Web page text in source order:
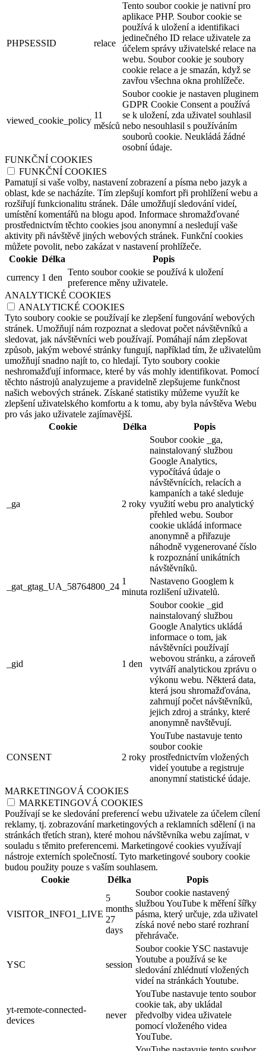
PHPSESSID relace
Tento soubor cookie je nativní pro
aplikace PHP. Soubor cookie se
používá k uložení a identifikaci
jedinečného ID relace uživatele za
účelem správy uživatelské relace na
webu. Soubor cookie je soubory
cookie relace a je smazán, když se
zavřou všechna okna prohlížeče.
viewed_cookie_policy
11
měsíců
Soubor cookie je nastaven pluginem
GDPR Cookie Consent a používá
se k uložení, zda uživatel souhlasil
nebo nesouhlasil s používáním
souborů cookie. Neukládá žádné
osobní údaje.
FUNKČNÍ COOKIES
FUNKČNÍ COOKIES
Pamatují si vaše volby, nastavení zobrazení a písma nebo jazyk a
oblast, kde se nacházíte. Tím zlepšují komfort při prohlížení webu a
rozšiřují funkcionalitu stránek. Dále umožňují sledování videí,
umístění komentářů na blogu apod. Informace shromažďované
prostřednictvím těchto cookies jsou anonymní a nesledují vaše
aktivity při návštěvě jiných webových stránek. Funkční cookies
můžete povolit, nebo zakázat v nastavení prohlížeče.
Cookie Délka
Popis
currency 1 den
Tento soubor cookie se používá k uložení
preference měny uživatele.
ANALYTICKÉ COOKIES
ANALYTICKÉ COOKIES
Tyto soubory cookie se používají ke zlepšení fungování webových
stránek. Umožňují nám rozpoznat a sledovat počet návštěvníků a
sledovat, jak návštěvníci web používají. Pomáhají nám zlepšovat
způsob, jakým webové stránky fungují, například tím, že uživatelům
umožňují snadno najít to, co hledají. Tyto soubory cookie
neshromažďují informace, které by vás mohly identifikovat. Pomocí
těchto nástrojů analyzujeme a pravidelně zlepšujeme funkčnost
našich webových stránek. Získané statistiky můžeme využít ke
zlepšení uživatelského komfortu a k tomu, aby byla návštěva Webu
pro vás jako uživatele zajímavější.
Cookie
Délka Popis
_ga 2 roky
Soubor cookie _ga,
nainstalovaný službou
Google Analytics,
vypočítává údaje o
návštěvnících, relacích a
kampaních a také sleduje
využití webu pro analytický
přehled webu. Soubor
cookie ukládá informace
anonymně a přiřazuje
náhodně vygenerované číslo
k rozpoznání unikátních
návštěvníků.
_gat_gtag_UA_58764800_24
1
minuta
Nastaveno Googlem k
rozlišení uživatelů.
_gid 1 den
Soubor cookie _gid
nainstalovaný službou
Google Analytics ukládá
informace o tom, jak
návštěvníci používají
webovou stránku, a zároveň
vytváří analytickou zprávu o
výkonu webu. Některá data,
která jsou shromažďována,
zahrnují počet návštěvníků,
jejich zdroj a stránky, které
anonymně navštěvují.
CONSENT 2 roky
YouTube nastavuje tento
soubor cookie
prostřednictvím vložených
videí youtube a registruje
anonymní statistické údaje.
MARKETINGOVÁ COOKIES
MARKETINGOVÁ COOKIES
Používají se ke sledování preferencí webu uživatele za účelem cílení
reklamy, tj. zobrazování marketingových a reklamních sdělení (i na
stránkách třetích stran), které mohou návštěvníka webu zajímat, v
souladu s těmito preferencemi. Marketingové cookies využívají
nástroje externích společností. Tyto marketingové soubory cookie
budou použity pouze s vaším souhlasem.
Cookie
Délka Popis
VISITOR_INFO1_LIVE
5
months
27
days
Soubor cookie nastavený
službou YouTube k měření šířky
pásma, který určuje, zda uživatel
získá nové nebo staré rozhraní
přehrávače.
YSC session
Soubor cookie YSC nastavuje
Youtube a používá se ke
sledování zhlédnutí vložených
videí na stránkách Youtube.
yt-remote-connected-
devices
never
YouTube nastavuje tento soubor
cookie tak, aby ukládal
předvolby videa uživatele
pomocí vloženého videa
YouTube.